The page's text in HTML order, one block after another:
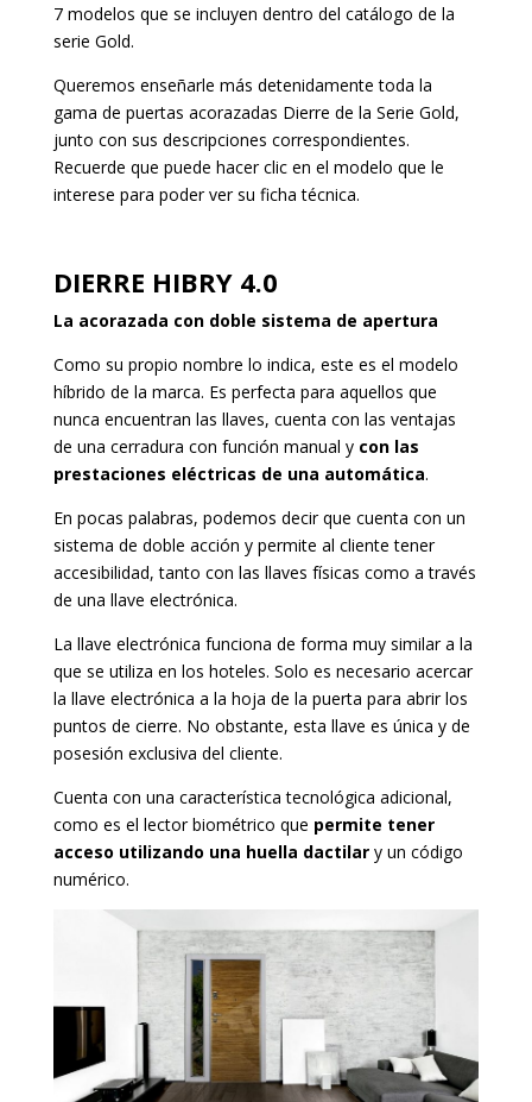
7 modelos que se incluyen dentro del catálogo de la
serie Gold.
Queremos enseñarle más detenidamente toda la
gama de puertas acorazadas Dierre de la Serie Gold,
junto con sus descripciones correspondientes.
Recuerde que puede hacer clic en el modelo que le
interese para poder ver su ficha técnica.
DIERRE HIBRY 4.0
La acorazada con doble sistema de apertura
Como su propio nombre lo indica, este es el modelo
híbrido de la marca. Es perfecta para aquellos que
nunca encuentran las llaves, cuenta con las ventajas
de una cerradura con función manual y con las
prestaciones eléctricas de una automática.
En pocas palabras, podemos decir que cuenta con un
sistema de doble acción y permite al cliente tener
accesibilidad, tanto con las llaves físicas como a través
de una llave electrónica.
La llave electrónica funciona de forma muy similar a la
que se utiliza en los hoteles. Solo es necesario acercar
la llave electrónica a la hoja de la puerta para abrir los
puntos de cierre. No obstante, esta llave es única y de
posesión exclusiva del cliente.
Cuenta con una característica tecnológica adicional,
como es el lector biométrico que permite tener
acceso utilizando una huella dactilary un código
numérico.